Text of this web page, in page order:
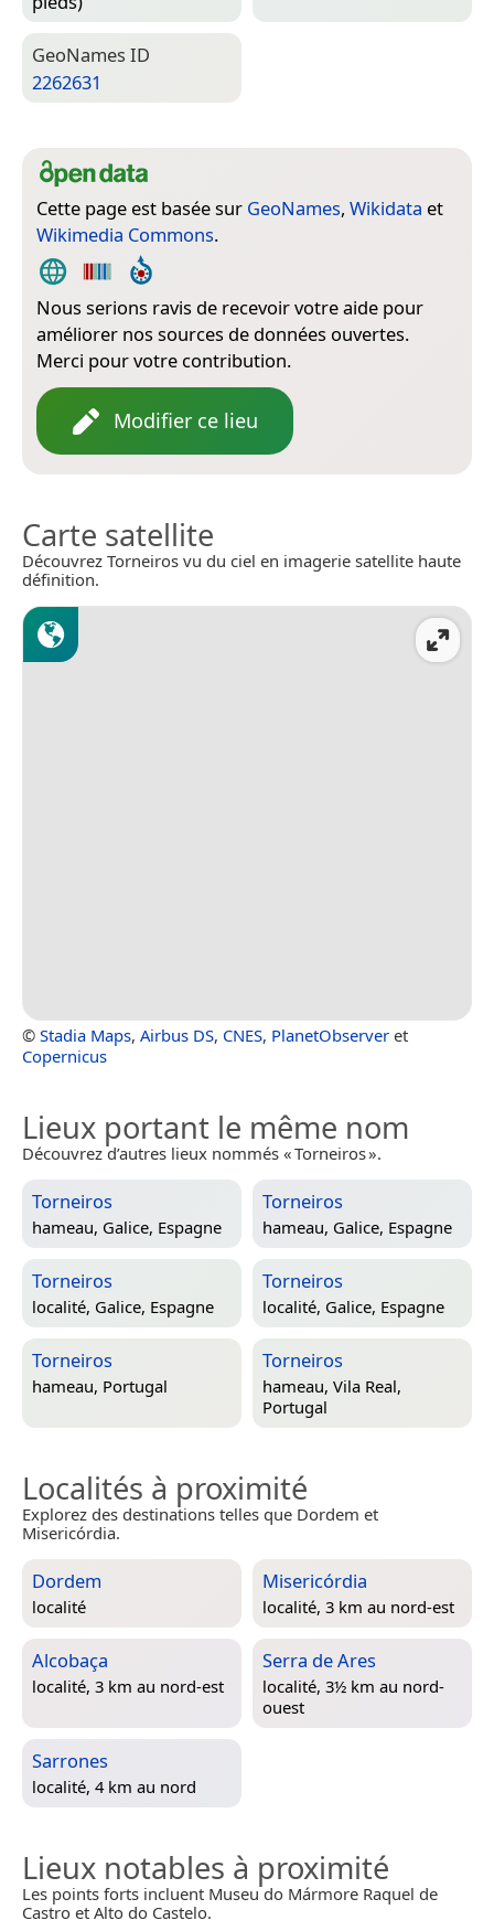
Geo­Names ID
2262631
Cette page est basée sur GeoNames, Wikidata et
Wikimedia Commons.
Nous serions ravis de recevoir votre aide pour
améliorer nos sources de données ouvertes.
Merci pour votre contribution.
Modifier ce lieu
Carte satellite
Découvrez Torneiros vu du ciel en imagerie satellite haute
définition.
© Stadia Maps, Airbus DS, CNES, PlanetObserver et
Copernicus
Lieux portant le même nom
Découvrez d’autres lieux nommés « Torneiros ».
Torneiros
hameau, Galice, Espagne
Torneiros
hameau, Galice, Espagne
Torneiros
localité, Galice, Espagne
Torneiros
localité, Galice, Espagne
Torneiros
hameau, Portugal
Torneiros
hameau, Vila Real,
Portugal
Localités à proximité
Explorez des destinations telles que Dordem et
Misericórdia.
Dordem
localité
Misericórdia
localité, 3 km au nord-est
Alcobaça
localité, 3 km au nord-est
Serra de Ares
localité, 3½ km au nord-
ouest
Sarrones
localité, 4 km au nord
Lieux notables à proximité
Les points forts incluent Museu do Mármore Raquel de
Castro et Alto do Castelo.